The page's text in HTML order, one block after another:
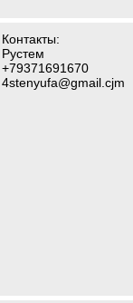
Контакты:
Рустем
+79371691670
4stenyufa@gmail.cjm